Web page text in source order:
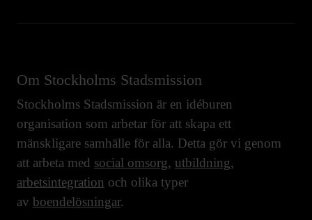
Om Stockholms Stadsmission
Stockholms Stadsmission är en idéburen
organisation som arbetar för att skapa ett
mänskligare samhälle för alla. Detta gör vi genom
att arbeta med social omsorg, utbildning,
arbetsintegration och olika typer
av boendelösningar.